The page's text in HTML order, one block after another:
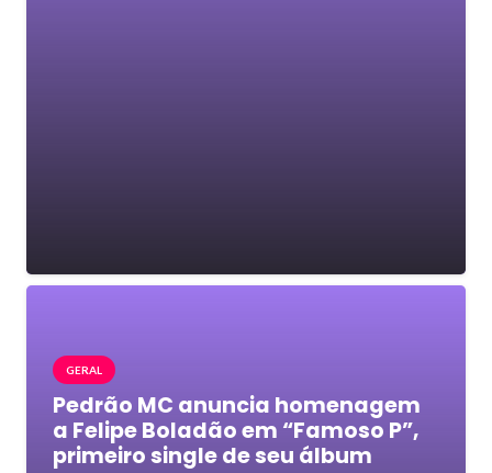
GERAL
Pedrão MC anuncia homenagem
a Felipe Boladão em “Famoso P”,
primeiro single de seu álbum